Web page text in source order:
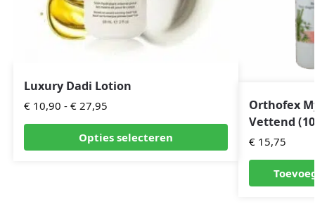
Luxury Dadi Lotion
€10,90 - €27,95
Opties selecteren
Orthofex
Vettend
€15,75